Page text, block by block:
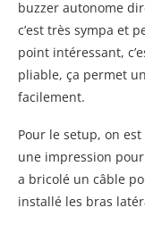
buzzer autonome
c’est très sympa et
point intéressant,
pliable, ça permet
facilement.
Pour le setup, on
une impression
a bricolé un câble
installé les bras